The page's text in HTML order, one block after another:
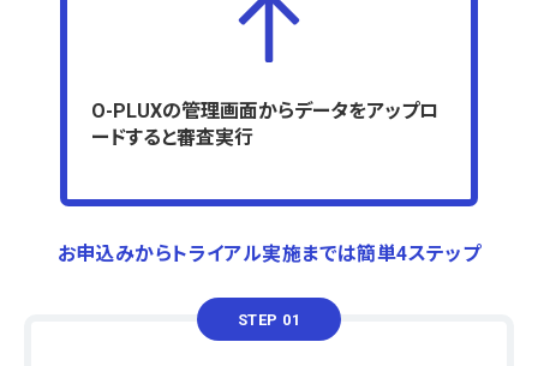
O-PLUXの管理画面からデータをアップロ
ードすると審査実行
お申込みからトライアル実施までは簡単4ステップ
STEP 01